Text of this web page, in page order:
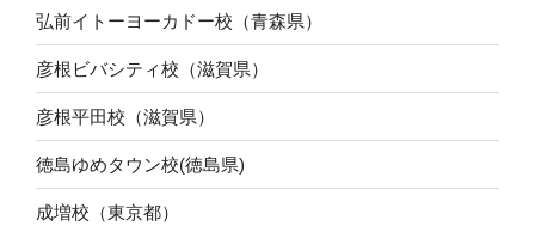
弘前イトーヨーカドー校（青森県）
彦根ビバシティ校（滋賀県）
彦根平田校（滋賀県）
徳島ゆめタウン校(徳島県)
成増校（東京都）